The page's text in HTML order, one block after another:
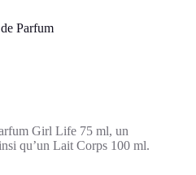
Parfum
Girl Life 75 ml, un
qu’un Lait Corps 100 ml.